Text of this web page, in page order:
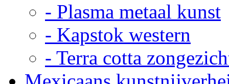
- Plasma metaal kunst
- Kapstok western
- Terra cotta